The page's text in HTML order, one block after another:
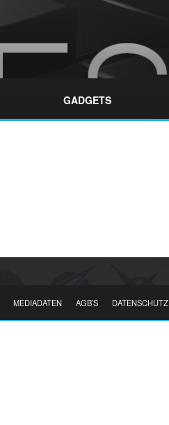
GADGETS
MEDIADATEN AGB’S DATENSCHUTZ